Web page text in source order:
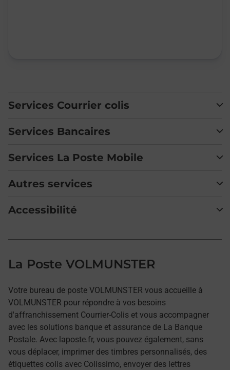
Services Courrier colis
Services Bancaires
Services La Poste Mobile
Autres services
Accessibilité
La Poste VOLMUNSTER
Votre bureau de poste VOLMUNSTER vous accueille à
VOLMUNSTER pour répondre à vos besoins
d'affranchissement Courrier-Colis et vous accompagner
avec les solutions banque et assurance de La Banque
Postale. Avec laposte.fr, vous pouvez également, sans
vous déplacer, imprimer des timbres personnalisés, des
étiquettes colis avec Colissimo, envoyer des lettres